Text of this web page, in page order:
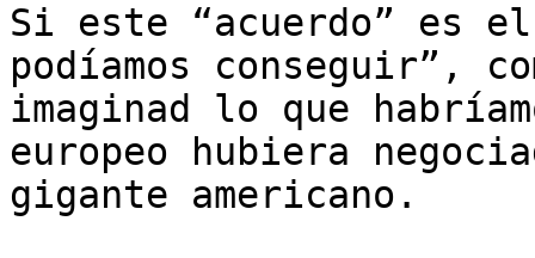
Si este “acuerdo” es
podíamos conseguir”,
imaginad lo que
europeo hubiera
gigante americano.